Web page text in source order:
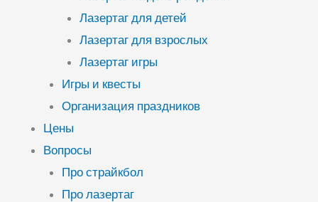
Лазертаг для детей
Лазертаг для взрослых
Лазертаг игры
Игры и квесты
Организация праздников
Цены
Вопросы
Про страйкбол
Про лазертаг